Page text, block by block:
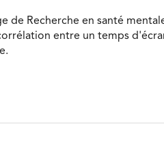
de Recherche en santé
entre un temps